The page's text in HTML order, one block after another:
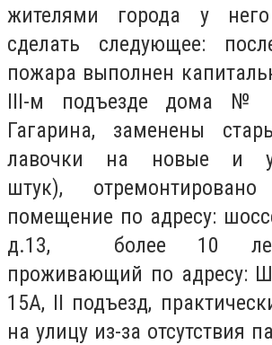
жителями города у него
сделать следующее:
пожара выполнен
III-м подъезде дома №
Гагарина, заменены
лавочки на новые и
штук), отремонтировано
помещение по адресу:
д.13, более 10 лет
проживающий по адресу:
15А, II подъезд,
на улицу из-за отсутствия